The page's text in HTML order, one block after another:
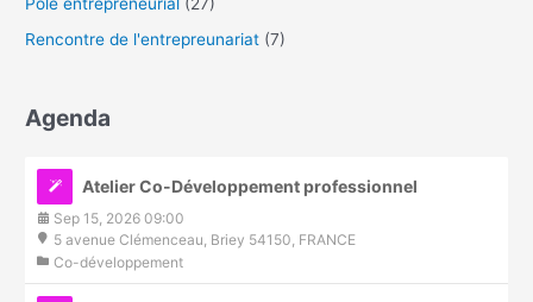
Rencontre de l'entrepreunariat (7)
Agenda
Atelier Co-Développement professionnel
Sep 15, 2026 09:00
5 avenue Clémenceau, Briey 54150, FRANCE
Co-développement